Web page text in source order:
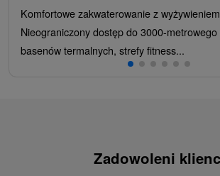
Komfortowe zakwaterowanie z
Nieograniczony dostęp do 3000-
basenów termalnych, strefy fitness...
Zadowoleni